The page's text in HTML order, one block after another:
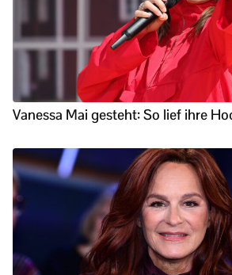
Vanessa Mai gesteht: So lief ihre